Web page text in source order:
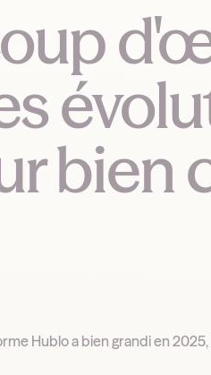
bien
Hublo a bien grandi en